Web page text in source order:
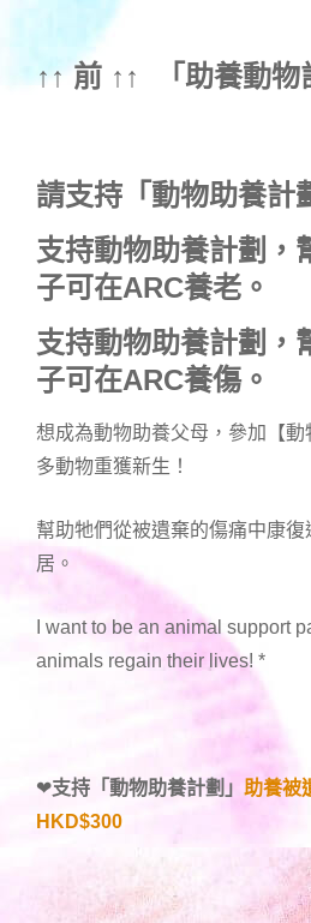
↑↑ 前 ↑↑ 「助養動物
請支持「動物助養計
支持動物助養計劃，
子可在ARC養老。
支持動物助養計劃，
子可在ARC養傷。
想成為動物助養父母，參加【
多動物重獲新生！
幫助牠們從被遺棄的傷痛中康
居。
I want to be an animal support
animals regain their lives! *
❤支持「動物助養計劃 」 助養被
HKD$300